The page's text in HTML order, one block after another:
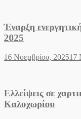
Έναρξη
2025
Posted
16 Νοεμβρίου, 202517
Ελλείψεις σε
Καλοχωρίου